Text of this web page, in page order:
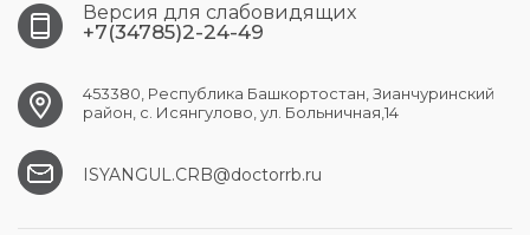
Версия для слабовидящих
+7(34785)2-24-49
453380, Республика Башкортостан, Зианчуринский
район, с. Исянгулово, ул. Больничная,14
ISYANGUL.CRB@doctorrb.ru